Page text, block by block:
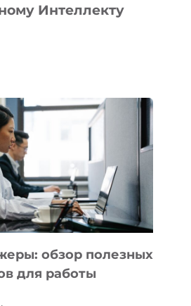
Интеллекту
обзор полезных
для работы